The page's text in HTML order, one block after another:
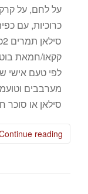
על לחם, על
כרוכיות, עם
לפי טעם אישי
מערבבים
סילאן או סוכר
reading